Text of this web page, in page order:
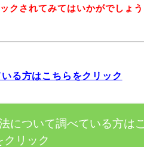
クされてみてはいかがでしょう
る方はこちらをクリック
について調べている方はこ
クリック